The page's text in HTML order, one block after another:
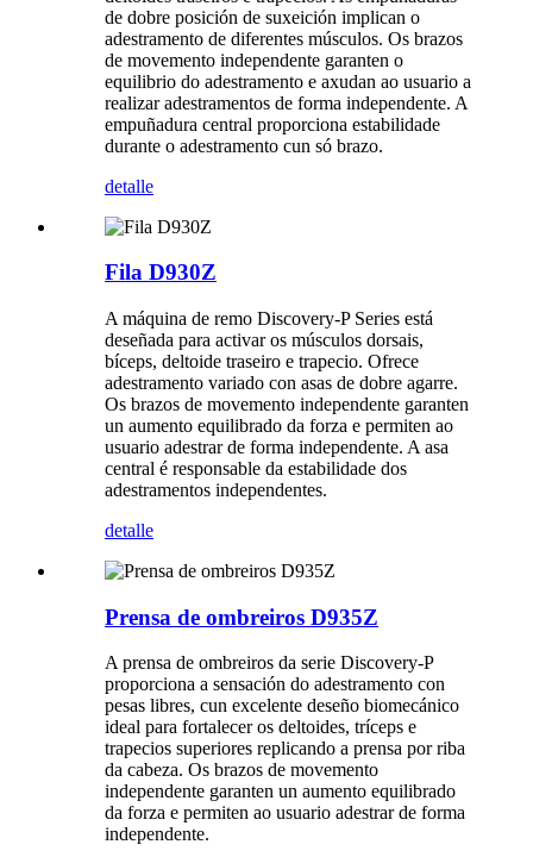
de dobre posición de suxeición implican o
adestramento de diferentes músculos. Os brazos
de movemento independente garanten o
equilibrio do adestramento e axudan ao usuario a
realizar adestramentos de forma independente. A
empuñadura central proporciona estabilidade
durante o adestramento cun só brazo.
detalle
Fila D930Z
A máquina de remo Discovery-P Series está
deseñada para activar os músculos dorsais,
bíceps, deltoide traseiro e trapecio. Ofrece
adestramento variado con asas de dobre agarre.
Os brazos de movemento independente garanten
un aumento equilibrado da forza e permiten ao
usuario adestrar de forma independente. A asa
central é responsable da estabilidade dos
adestramentos independentes.
detalle
Prensa de ombreiros D935Z
A prensa de ombreiros da serie Discovery-P
proporciona a sensación do adestramento con
pesas libres, cun excelente deseño biomecánico
ideal para fortalecer os deltoides, tríceps e
trapecios superiores replicando a prensa por riba
da cabeza. Os brazos de movemento
independente garanten un aumento equilibrado
da forza e permiten ao usuario adestrar de forma
independente.